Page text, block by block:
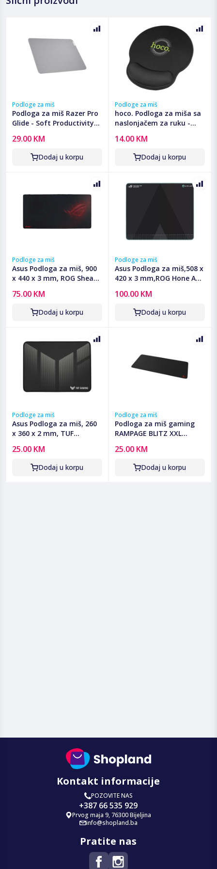
Podloge za miš
Podloga za miš Razer Pro
Glide - Soft Productivity
Packaging, RZ02-
03331500-R3M1
29.00 KM
Dodaj u korpu
Podloge za miš
hoco. Podloga za miša sa
naslonjačem za ruku -
14.00 KM
Dodaj u korpu
Podloge za miš
Asus Podloga za miš, 900
x 440 x 3 mm, ROG Sheath
75.00 KM
Dodaj u korpu
Podloge za miš
Asus Podloga za miš,508 x
420 x 3 mm,ROG Hone Ace
100.00 KM
Dodaj u korpu
Podloge za miš
Asus Podloga za miš, 260
x 360 x 2 mm, TUF
P1 Mouse Pad
25.00 KM
Dodaj u korpu
Podloge za miš
Podloga za miš gaming
RAMPAGE BLITZ XXL
neutral fabric black,
41203
25.00 KM
Dodaj u korpu
Kontakt informacije
POZOVITE NAS
+387 66 535 929
Prvog maja 9, 76300 Bijeljina
info@shopland.ba
Pratite nas